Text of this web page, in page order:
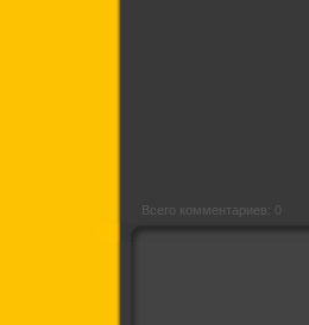
Всего комментариев: 0